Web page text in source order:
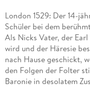
London 1529: Der 14-
Schüler bei dem
Als Nicks Vater, der
wird und der Häresie
nach Hause geschickt,
den Folgen der Folter
Baronie in desolatem